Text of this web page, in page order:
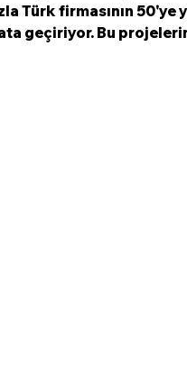
Türk firmasının 50'ye
geçiriyor. Bu